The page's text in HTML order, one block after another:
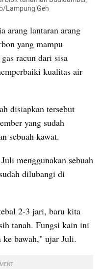
Lampung Geh
arang lantaran arang
yang mampu
racun dari sisa
kualitas air
disiapkan tersebut
yang sudah
sebuah kawat.
menggunakan sebuah
dilubangi di
tanah. Fungsi kain ini
ke bawah," ujar Juli.